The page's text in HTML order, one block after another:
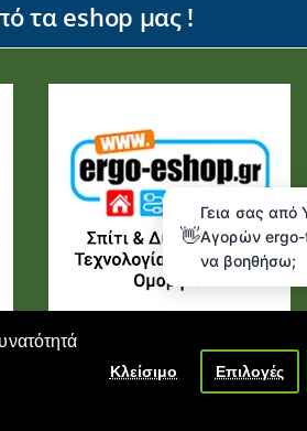
Κλείσιμο Επιλογές
τα eshop μας !
👋
Γεια σας από
Αγορών
να βοηθήσω;